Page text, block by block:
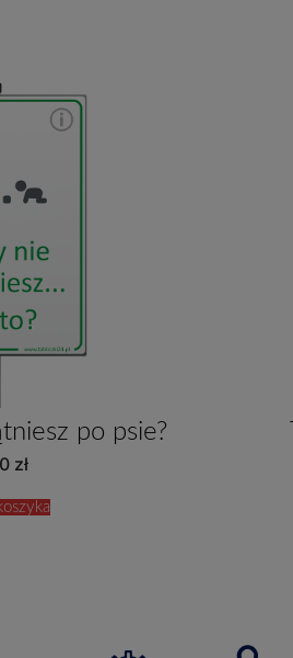
po psie?
zł